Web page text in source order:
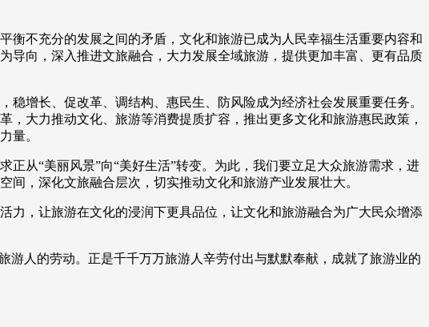
衡不充分的发展之间的矛盾，文化和旅游已成为人民幸福生活重要内容和
导向，深入推进文旅融合，大力发展全域旅游，提供更加丰富、更有品质
增长、促改革、调结构、惠民生、防风险成为经济社会发展重要任务。
大力推动文化、旅游等消费提质扩容，推出更多文化和旅游惠民政策，
量。
从“美丽风景”向“美好生活”转变。为此，我们要立足大众旅游需求，进
，深化文旅融合层次，切实推动文化和旅游产业发展壮大。
力，让旅游在文化的浸润下更具品位，让文化和旅游融合为广大民众增添
人的劳动。正是千千万万旅游人辛劳付出与默默奉献，成就了旅游业的